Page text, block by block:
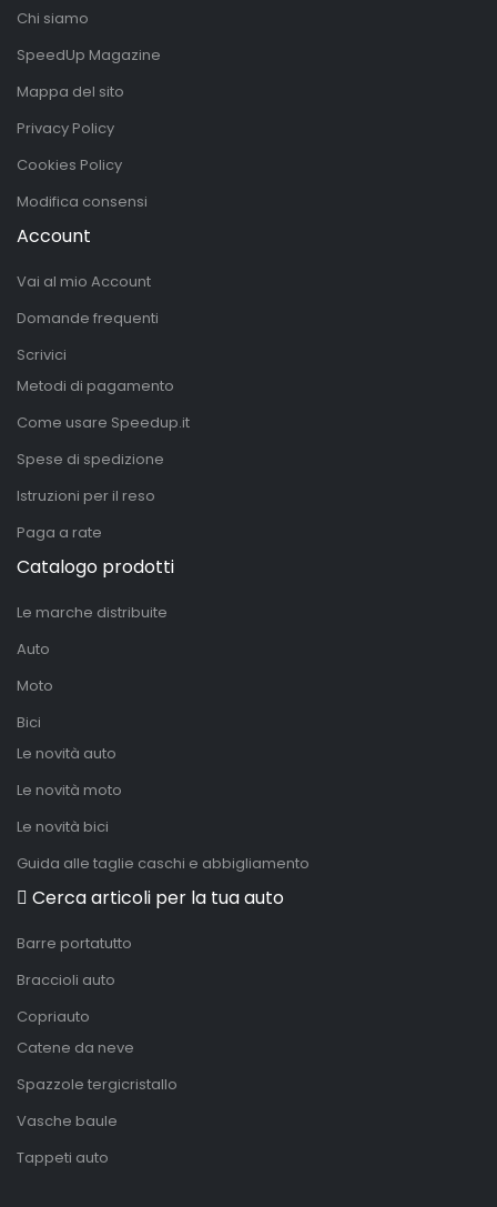
Chi siamo
SpeedUp Magazine
Mappa del sito
Privacy Policy
Cookies Policy
Modifica consensi
Account
Vai al mio Account
Domande frequenti
Scrivici
Metodi di pagamento
Come usare Speedup.it
Spese di spedizione
Istruzioni per il reso
Paga a rate
Catalogo prodotti
Le marche distribuite
Auto
Moto
Bici
Le novità auto
Le novità moto
Le novità bici
Guida alle taglie caschi e abbigliamento
Cerca articoli per la tua auto
Barre portatutto
Braccioli auto
Copriauto
Catene da neve
Spazzole tergicristallo
Vasche baule
Tappeti auto